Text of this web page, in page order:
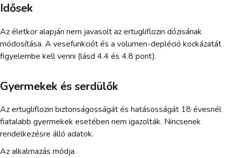
Idősek
Az életkor alapján nem javasolt az ertugliflozin dózisának
módosítása. A vesefunkciót és a volumen-depléció kockázatát
figyelembe kell venni (lásd 4.4 és 4.8 pont).
Gyermekek és serdülők
Az ertugliflozin biztonságosságát és hatásosságát 18 évesnél
fiatalabb gyermekek esetében nem igazolták. Nincsenek
rendelkezésre álló adatok.
Az alkalmazás módja